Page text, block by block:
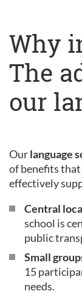
Why
The
our
Ourlanguage
of benefits
effectively
Central
school is
public
Small
15
needs.